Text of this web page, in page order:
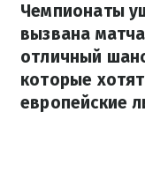
Чемпионаты
вызвана
отличный
которые
европейские